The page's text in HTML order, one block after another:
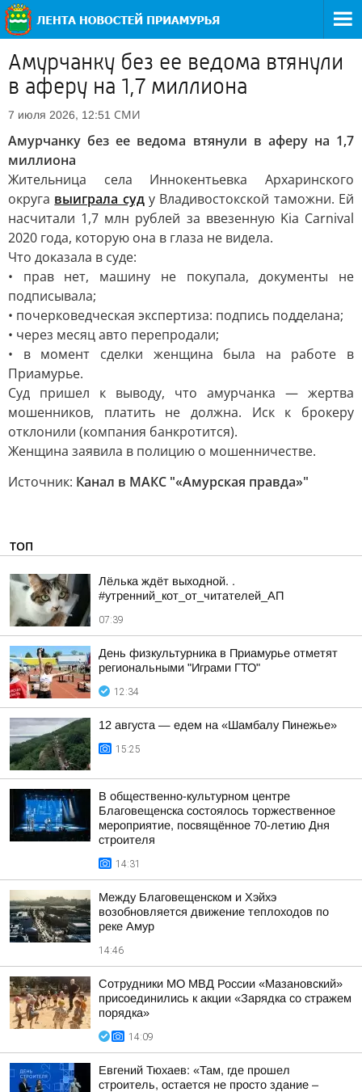
Амурчанку без ее ведома втянули
в аферу на 1,7 миллиона
7 июля 2026, 12:51 СМИ
Амурчанку без ее ведома втянули в аферу на 1,7
миллиона
Жительница села Иннокентьевка Архаринского
округа выиграла суду Владивостокской таможни. Ей
насчитали 1,7 млн рублей за ввезенную Kia Carnival
2020 года, которую она в глаза не видела.
Что доказала в суде:
• прав нет, машину не покупала, документы не
подписывала;
• почерковедческая экспертиза: подпись подделана;
• через месяц авто перепродали;
• в момент сделки женщина была на работе в
Приамурье.
Суд пришел к выводу, что амурчанка — жертва
мошенников, платить не должна. Иск к брокеру
отклонили (компания банкротится).
Женщина заявила в полицию о мошенничестве.
Источник: Канал в МАКС "«Амурская правда»"
ТОП
Лёлька ждёт выходной. .
#утренний_кот_от_читателей_АП
07:39
День физкультурника в Приамурье отметят
региональными "Играми ГТО"
12:34
12 августа — едем на «Шамбалу Пинежье»
15:25
В общественно-культурном центре
Благовещенска состоялось торжественное
мероприятие, посвящённое 70-летию Дня
строителя
14:31
Между Благовещенском и Хэйхэ
возобновляется движение теплоходов по
реке Амур
14:46
Сотрудники МО МВД России «Мазановский»
присоединились к акции «Зарядка со стражем
порядка»
14:09
Евгений Тюхаев: «Там, где прошел
строитель, остается не просто здание –